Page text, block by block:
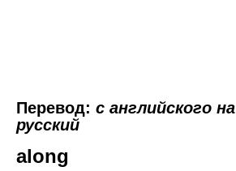
Перевод: с английского на
русский
along